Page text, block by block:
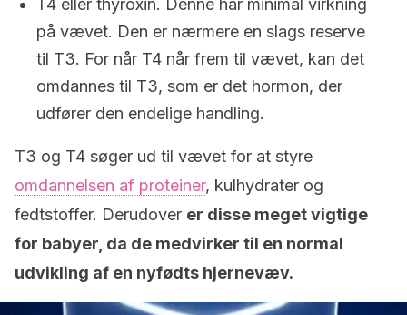
T4 eller thyroxin. Denne har minimal virkning
på vævet. Den er nærmere en slags reserve
til T3. For når T4 når frem til vævet, kan det
omdannes til T3, som er det hormon, der
udfører den endelige handling.
T3 og T4 søger ud til vævet for at styre
omdannelsen af proteiner, kulhydrater og
fedtstoffer. Derudover er disse meget vigtige
for babyer, da de medvirker til en normal
udvikling af en nyfødts hjernevæv.